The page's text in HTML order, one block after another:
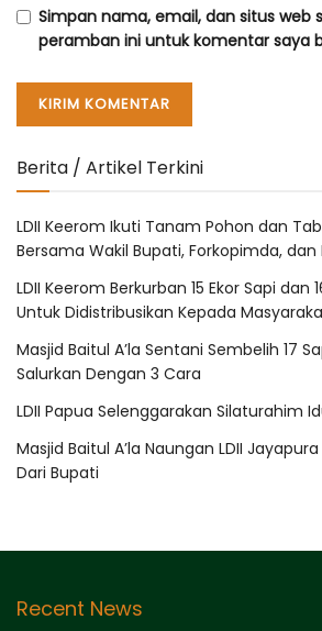
Simpan nama, email, dan situs web
peramban ini untuk komentar saya
Berita / Artikel Terkini
LDII Keerom Ikuti Tanam Pohon dan
Bersama Wakil Bupati, Forkopimda,
LDII Keerom Berkurban 15 Ekor Sapi dan
Untuk Didistribusikan Kepada
Masjid Baitul A’la Sentani Sembelih 17
Salurkan Dengan 3 Cara
LDII Papua Selenggarakan Silaturahim
Masjid Baitul A’la Naungan LDII
Dari Bupati
Recent News